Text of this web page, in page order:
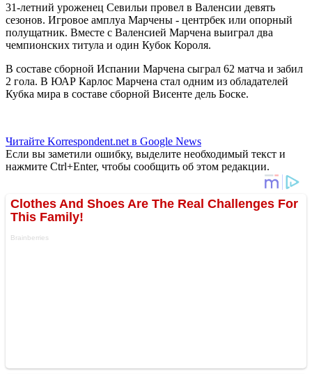
31-летний уроженец Севильи провел в Валенсии девять
сезонов. Игровое амплуа Марчены - центрбек или опорный
полущатник. Вместе с Валенсией Марчена выиграл два
чемпионских титула и один Кубок Короля.
В составе сборной Испании Марчена сыграл 62 матча и забил
2 гола. В ЮАР Карлос Марчена стал одним из обладателей
Кубка мира в составе сборной Висенте дель Боске.
Читайте Korrespondent.net в Google News
Если вы заметили ошибку, выделите необходимый текст и
нажмите Ctrl+Enter, чтобы сообщить об этом редакции.